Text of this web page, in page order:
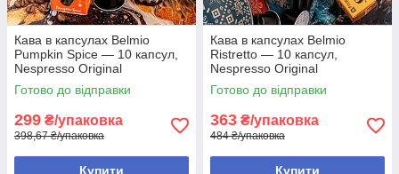
Кава в капсулах Belmio
Pumpkin Spice — 10 капсул,
Nespresso Original
Готово до відправки
299 ₴/упаковка
398,67 ₴/упаковка
Купити
Кава в капсулах Belmio
Ristretto — 10 капсул,
Nespresso Original
Готово до відправки
363 ₴/упаковка
484 ₴/упаковка
Купити